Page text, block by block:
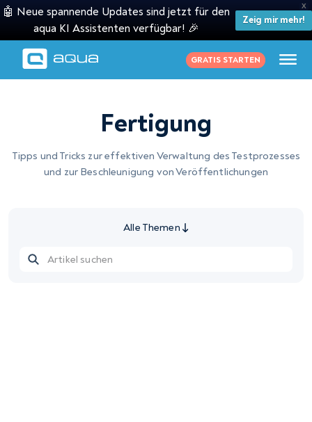
X
🤖 Neue spannende Updates sind jetzt für den
aqua KI Assistenten verfügbar! 🎉
Zeig mir mehr!
GRATIS STARTEN
Fertigung
Tipps und Tricks zur effektiven Verwaltung des Testprozesses
und zur Beschleunigung von Veröffentlichungen
Alle Themen